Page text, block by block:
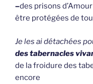
–des prisons
être protégées de
Je les ai détachées
des tabernacles
de la froidure des
encore